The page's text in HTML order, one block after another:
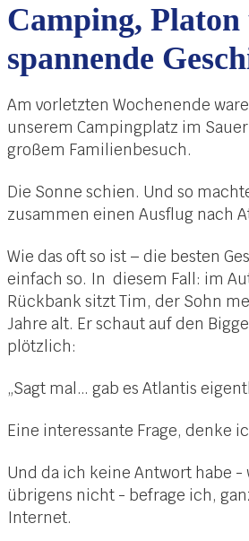
Camping, Platon
spannende
Am vorletzten Wochenende
unserem Campingplatz im
großem Familienbesuch.
Die Sonne schien. Und so
zusammen einen Ausflug nach
Wie das oft so ist – die besten
einfach so. In diesem Fall: im
Rückbank sitzt Tim, der Sohn
Jahre alt. Er schaut auf den
plötzlich:
„Sagt mal… gab es Atlantis
Eine interessante Frage, denke
Und da ich keine Antwort habe -
übrigens nicht - befrage ich,
Internet.